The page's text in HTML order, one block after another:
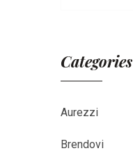
Categories
Aurezzi
Brendovi